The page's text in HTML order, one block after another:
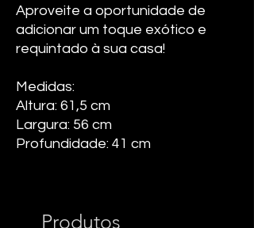
Aproveite a oportunidade de
adicionar um toque exótico e
requintado à sua casa!
Medidas:
Altura: 61,5 cm
Largura: 56 cm
Profundidade: 41 cm
Produtos